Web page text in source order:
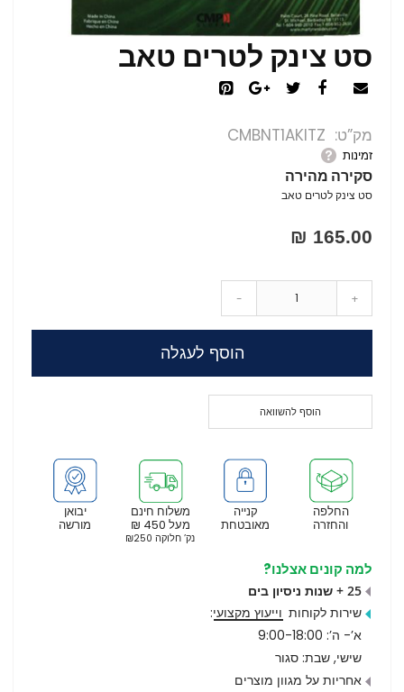
סט צינק לטרים טאב
מק”ט CMBNT1AKITZ
זמינות
סקירה מהירה
סט צינק לטרים טאב
165.00 ₪
- +
הוסף לעגלה
הוסף להשוואה
יבואן
מורשה
משלוח חינם
מעל 450 ₪
נק’ חלוקה ₪250
קנייה
מאובטחת
החלפה
והחזרה
למה קונים אצלנו?
25 + שנות ניסיון בים
שירות לקוחות וייעוץ מקצועי:
א’- ה’: 9:00-18:00
שישי, שבת: סגור
אחריות על מגוון מוצרים